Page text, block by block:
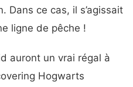
Dans ce cas, il s’agissait
ligne de pêche !
auront un vrai régal à
Hogwarts